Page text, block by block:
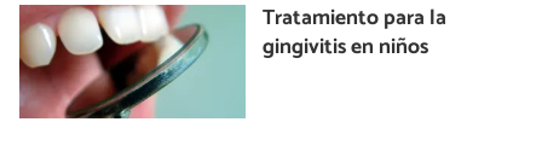
Tratamiento para la
gingivitis en niños